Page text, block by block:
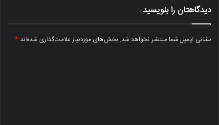
دیدگاهتان را بنویسید
نشانی ایمیل شما منتشر نخواهد شد. بخش‌های موردنیاز علامت‌گذاری شده‌اند*